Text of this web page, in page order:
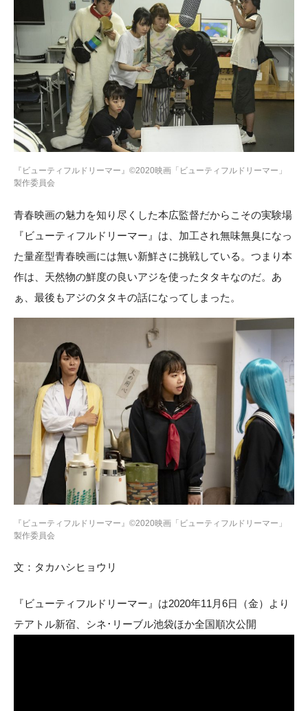
『ビューティフルドリーマー』©2020映画「ビューティフルドリーマー」
製作委員会
青春映画の魅力を知り尽くした本広監督だからこその実験場
『ビューティフルドリーマー』は、加工され無味無臭になっ
た量産型青春映画には無い新鮮さに挑戦している。つまり本
作は、天然物の鮮度の良いアジを使ったタタキなのだ。あ
ぁ、最後もアジのタタキの話になってしまった。
『ビューティフルドリーマー』©2020映画「ビューティフルドリーマー」
製作委員会
文：タカハシヒョウリ
『ビューティフルドリーマー』は2020年11月6日（金）より
テアトル新宿、シネ･リーブル池袋ほか全国順次公開